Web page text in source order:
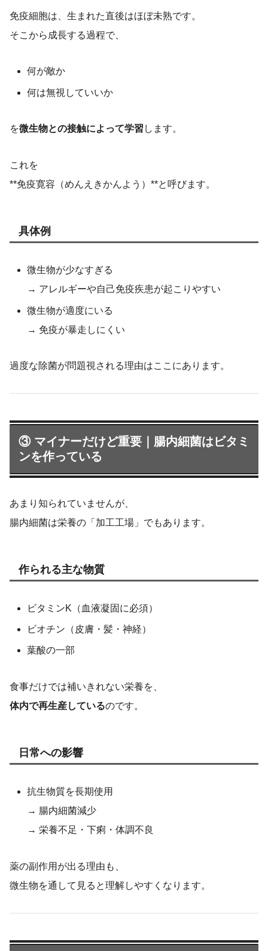
免疫細胞は、生まれた直後はほぼ未熟です。
そこから成長する過程で、
何が敵か
何は無視していいか
を微生物との接触によって学習 します。
これを
**免疫寛容（めんえきかんよう）**と呼びます。
具体例
微生物が少なすぎる
→ アレルギーや自己免疫疾患が起こりやすい
微生物が適度にいる
→ 免疫が暴走しにくい
過度な除菌が問題視される理由はここにあります。
③ マイナーだけど重要｜腸内細菌はビタミ
ンを作っている
あまり知られていませんが、
腸内細菌は栄養の「加工工場」でもあります。
作られる主な物質
ビタミンK（血液凝固に必須）
ビオチン（皮膚・髪・神経）
葉酸の一部
食事だけでは補いきれない栄養を、
体内で再生産しているのです。
日常への影響
抗生物質を長期使用
→ 腸内細菌減少
→ 栄養不足・下痢・体調不良
薬の副作用が出る理由も、
微生物を通して見ると理解しやすくなります。